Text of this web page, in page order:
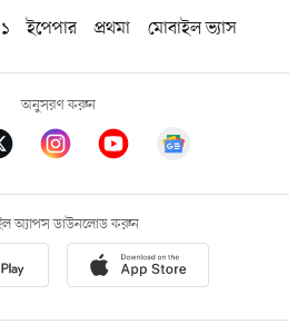
ইপেপার প্রথমা মোবাইল ভ্যাস
অনুসরণ করুন
অ্যাপস ডাউনলোড করুন